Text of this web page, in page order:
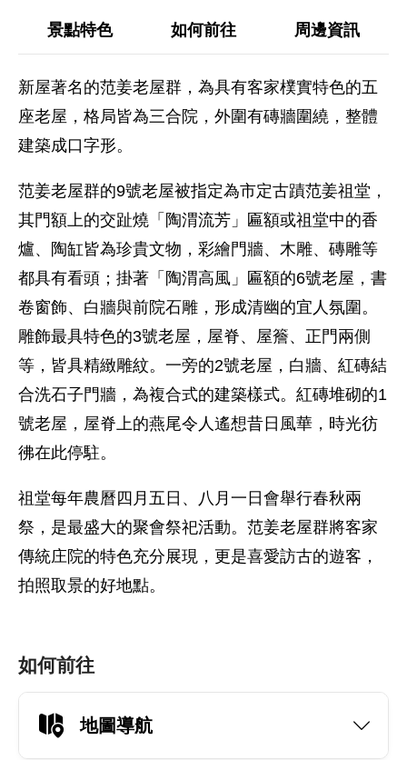
景點特色 如何前往 周邊資訊
新屋著名的范姜老屋群，為具有客家樸實特色的五
座老屋，格局皆為三合院，外圍有磚牆圍繞，整體
建築成口字形。
范姜老屋群的9號老屋被指定為市定古蹟范姜祖堂，
其門額上的交趾燒「陶渭流芳」匾額或祖堂中的香
爐、陶缸皆為珍貴文物，彩繪門牆、木雕、磚雕等
都具有看頭；掛著「陶渭高風」匾額的6號老屋，書
卷窗飾、白牆與前院石雕，形成清幽的宜人氛圍。
雕飾最具特色的3號老屋，屋脊、屋簷、正門兩側
等，皆具精緻雕紋。一旁的2號老屋，白牆、紅磚結
合洗石子門牆，為複合式的建築樣式。紅磚堆砌的1
號老屋，屋脊上的燕尾令人遙想昔日風華，時光彷
彿在此停駐。
祖堂每年農曆四月五日、八月一日會舉行春秋兩
祭，是最盛大的聚會祭祀活動。范姜老屋群將客家
傳統庄院的特色充分展現，更是喜愛訪古的遊客，
拍照取景的好地點。
如何前往
地圖導航